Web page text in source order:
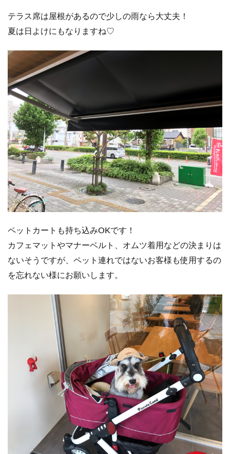
テラス席は屋根があるので少しの雨なら大丈夫！
夏は日よけにもなりますね♡
ペットカートも持ち込みOKです！
カフェマットやマナーベルト、オムツ着用などの決まりは
ないそうですが、ペット連れではないお客様も使用するの
を忘れない様にお願いします。